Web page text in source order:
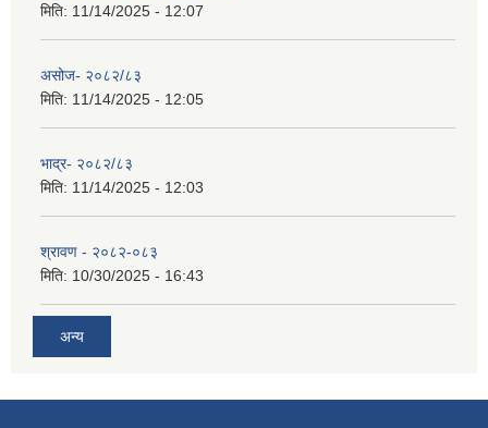
मिति: 11/14/2025 - 12:07
असोज- २०८२/८३
मिति: 11/14/2025 - 12:05
भाद्र- २०८२/८३
मिति: 11/14/2025 - 12:03
श्रावण - २०८२-०८३
मिति: 10/30/2025 - 16:43
अन्य